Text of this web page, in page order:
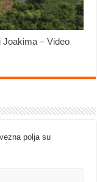
Joakima – Video
polja su